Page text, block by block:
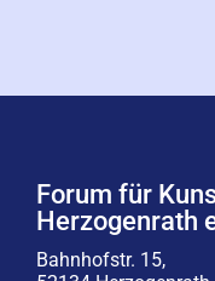
Forum für
Herzogenrath
Bahnhofstr. 15,